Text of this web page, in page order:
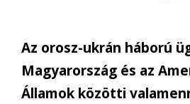
Az orosz-ukrán háború
Magyarország és az
Államok közötti